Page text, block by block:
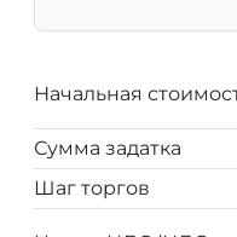
Начальная
Сумма задатка
Шаг торгов